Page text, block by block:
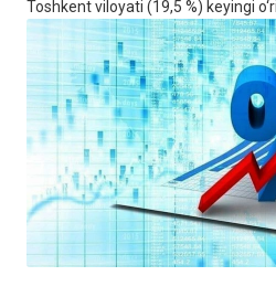
Toshkent viloyati (19,5 %) keyingi